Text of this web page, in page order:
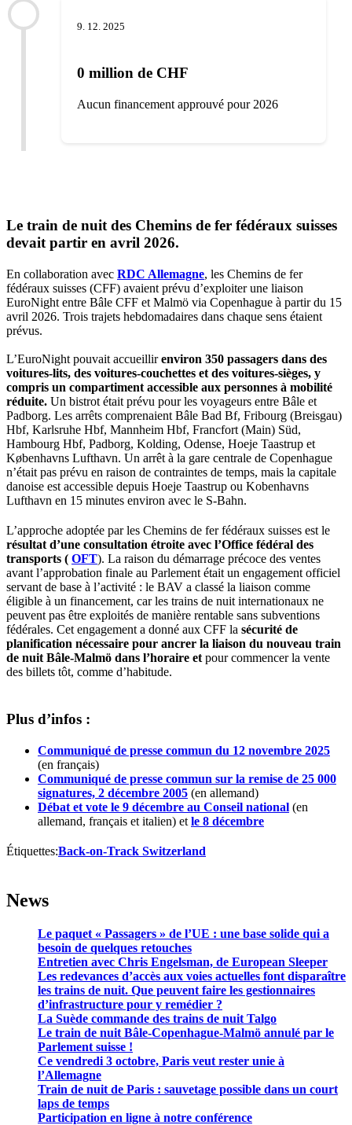
9. 12. 2025
0 million de CHF
Aucun financement approuvé pour 2026
Le train de nuit des Chemins de fer fédéraux suisses
devait partir en avril 2026.
En collaboration avec RDC Allemagne, les Chemins de fer
fédéraux suisses (CFF) avaient prévu d’exploiter une liaison
EuroNight entre Bâle CFF et Malmö via Copenhague à partir du 15
avril 2026. Trois trajets hebdomadaires dans chaque sens étaient
prévus.
L’EuroNight pouvait accueillirenviron 350 passagers dans des
voitures-lits, des voitures-couchettes et des voitures-sièges, y
compris un compartiment accessible aux personnes à mobilité
réduite. Un bistrot était prévu pour les voyageurs entre Bâle et
Padborg. Les arrêts comprenaient Bâle Bad Bf, Fribourg (Breisgau)
Hbf, Karlsruhe Hbf, Mannheim Hbf, Francfort (Main) Süd,
Hambourg Hbf, Padborg, Kolding, Odense, Hoeje Taastrup et
Københavns Lufthavn. Un arrêt à la gare centrale de Copenhague
n’était pas prévu en raison de contraintes de temps, mais la capitale
danoise est accessible depuis Hoeje Taastrup ou Kobenhavns
Lufthavn en 15 minutes environ avec le S-Bahn.
L’approche adoptée par les Chemins de fer fédéraux suisses est le
résultat d’une consultation étroite avec l’Office fédéral des
transports ( OFT). La raison du démarrage précoce des ventes
avant l’approbation finale au Parlement était un engagement officiel
servant de base à l’activité : le BAV a classé la liaison comme
éligible à un financement, car les trains de nuit internationaux ne
peuvent pas être exploités de manière rentable sans subventions
fédérales. Cet engagement a donné aux CFF la sécurité de
planification nécessaire pour ancrer la liaison du nouveau train
de nuit Bâle-Malmö dans l’horaire et pour commencer la vente
des billets tôt, comme d’habitude.
Plus d’infos :
Communiqué de presse commun du 12 novembre 2025
(en français)
Communiqué de presse commun sur la remise de 25 000
signatures, 2 décembre 2005 (en allemand)
Débat et vote le 9 décembre au Conseil national (en
allemand, français et italien) et le 8 décembre
Étiquettes:Back-on-Track Switzerland
News
Le paquet « Passagers » de l’UE : une base solide qui a
besoin de quelques retouches
Entretien avec Chris Engelsman, de European Sleeper
Les redevances d’accès aux voies actuelles font disparaître
les trains de nuit. Que peuvent faire les gestionnaires
d’infrastructure pour y remédier ?
La Suède commande des trains de nuit Talgo
Le train de nuit Bâle-Copenhague-Malmö annulé par le
Parlement suisse !
Ce vendredi 3 octobre, Paris veut rester unie à
l’Allemagne
Train de nuit de Paris : sauvetage possible dans un court
laps de temps
Participation en ligne à notre conférence